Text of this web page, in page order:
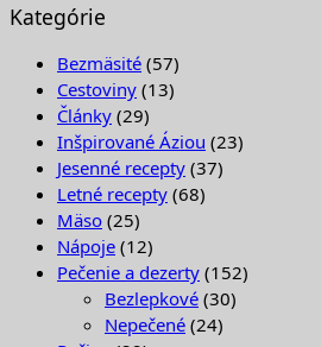
Kategórie
Bezmäsité (57)
Cestoviny (13)
Články (29)
Inšpirované Áziou (23)
Jesenné recepty (37)
Letné recepty (68)
Mäso (25)
Nápoje (12)
Pečenie a dezerty (152)
Bezlepkové (30)
Nepečené (24)